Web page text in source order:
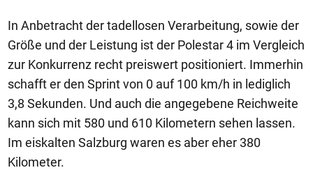
In Anbetracht der tadellosen Verarbeitung, sowie der
Größe und der Leistung ist der Polestar 4 im Vergleich
zur Konkurrenz recht preiswert positioniert. Immerhin
schafft er den Sprint von 0 auf 100 km/h in lediglich
3,8 Sekunden. Und auch die angegebene Reichweite
kann sich mit 580 und 610 Kilometern sehen lassen.
Im eiskalten Salzburg waren es aber eher 380
Kilometer.